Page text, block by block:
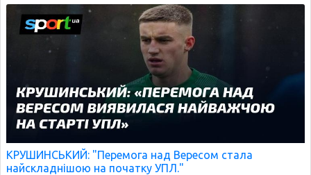
КРУШИНСЬКИЙ: "Перемога над Вересом стала
найскладнішою на початку УПЛ."